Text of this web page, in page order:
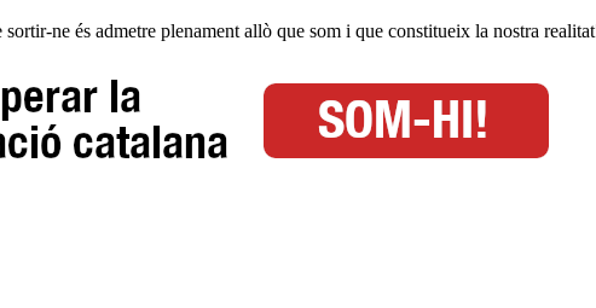
ne és admetre plenament allò que som i que constitueix la nostra